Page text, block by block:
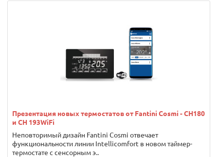
Презентация новых термостатов от Fantini Cosmi - CH180
и CH 193WiFi
Неповторимый дизайн Fantini Cosmi отвечает
функциональности линии Intellicomfort в новом таймер-
термостате с сенсорным э..